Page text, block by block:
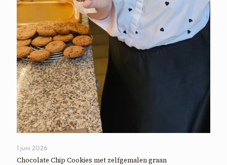
1 juni 2026
Chocolate Chip Cookies met zelfgemalen graan